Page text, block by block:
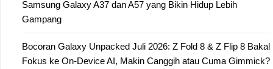
Samsung Galaxy A37 dan A57 yang Bikin Hidup Lebih
Gampang
Bocoran Galaxy Unpacked Juli 2026: Z Fold 8 & Z Flip 8 Bakal
Fokus ke On-Device AI, Makin Canggih atau Cuma Gimmick?